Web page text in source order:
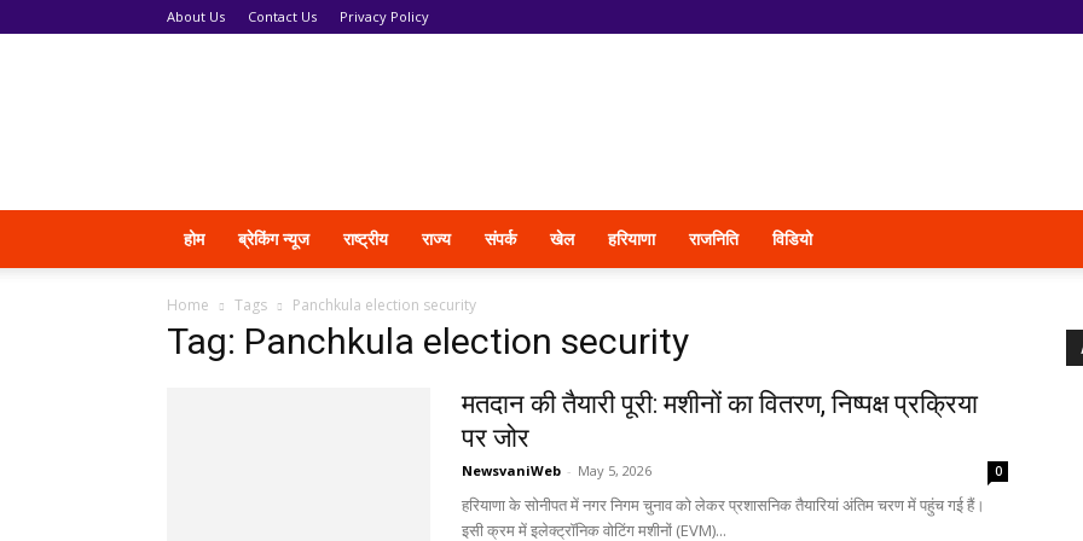
About Us Contact Us Privacy Policy
होम ब्रेकिंग न्यूज राष्ट्रीय राज्य संपर्क खेल हरियाणा राजनिति विडियो
Home Tags Panchkula election security
Tag: Panchkula election security
मतदान की तैयारी पूरी: मशीनों का वितरण, निष्पक्ष प्रक्रिया
पर जोर
NewsvaniWeb - May 5, 2026 0
हरियाणा के सोनीपत में नगर निगम चुनाव को लेकर प्रशासनिक तैयारियां अंतिम चरण में पहुंच गई हैं।
इसी क्रम में इलेक्ट्रॉनिक वोटिंग मशीनों (EVM)...